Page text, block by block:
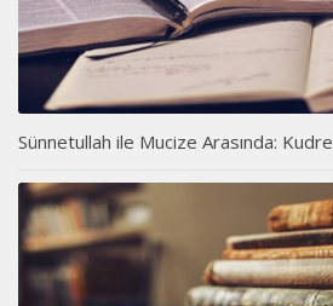
Sünnetullah ile Mucize Arasında: